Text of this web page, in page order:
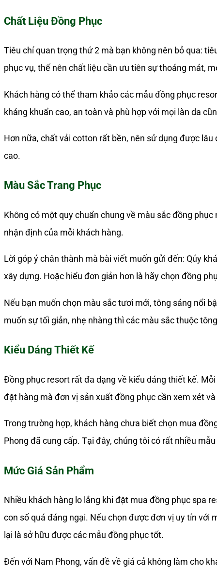
Chất Liệu Đồng Phục
Tiêu chí quan trọng thứ 2 mà bạn không nên bỏ qua:
phục vụ, thế nên chất liệu cần ưu tiên sự thoáng mát,
Khách hàng có thể tham khảo các mẫu đồng phục
kháng khuẩn cao, an toàn và phù hợp với mọi làn da
Hơn nữa, chất vải cotton rất bền, nên sử dụng được
cao.
Màu Sắc Trang Phục
Không có một quy chuẩn chung về màu sắc đồng
nhận định của mỗi khách hàng.
Lời góp ý chân thành mà bài viết muốn gửi đến: Qúy
xây dựng. Hoặc hiểu đơn giản hơn là hãy chọn đồng
Nếu bạn muốn chọn màu sắc tươi mới, tông sáng nổi
muốn sự tối giản, nhẹ nhàng thì các màu sắc thuộc
Kiểu Dáng Thiết Kế
Đồng phục resort rất đa dạng về kiểu dáng thiết kế.
đặt hàng mà đơn vị sản xuất đồng phục cần xem xét
Trong trường hợp, khách hàng chưa biết chọn mua
Phong đã cung cấp. Tại đây, chúng tôi có rất nhiều
Mức Giá Sản Phẩm
Nhiều khách hàng lo lắng khi đặt mua đồng phục spa
con số quá đáng ngại. Nếu chọn được đơn vị uy tín với
lại là sở hữu được các mẫu đồng phục tốt.
Đến với Nam Phong, vấn đề về giá cả không làm cho